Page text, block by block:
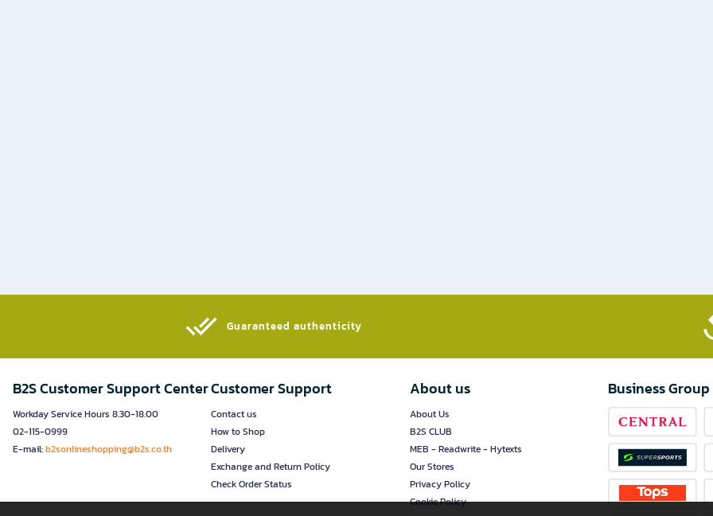
Guaranteed authenticity​
B2S Customer Support Center
Workday Service Hours 8.30-18.00
02-115-0999
E-mail:b2sonlineshopping@b2s.co.th
Customer Support
Contact us
How to Shop
Delivery
Exchange and Return Policy
Check Order Status
About us
About Us
B2S CLUB
MEB - Readwrite - Hytexts
Our Stores
Privacy Policy
Cookie Policy
Business Group